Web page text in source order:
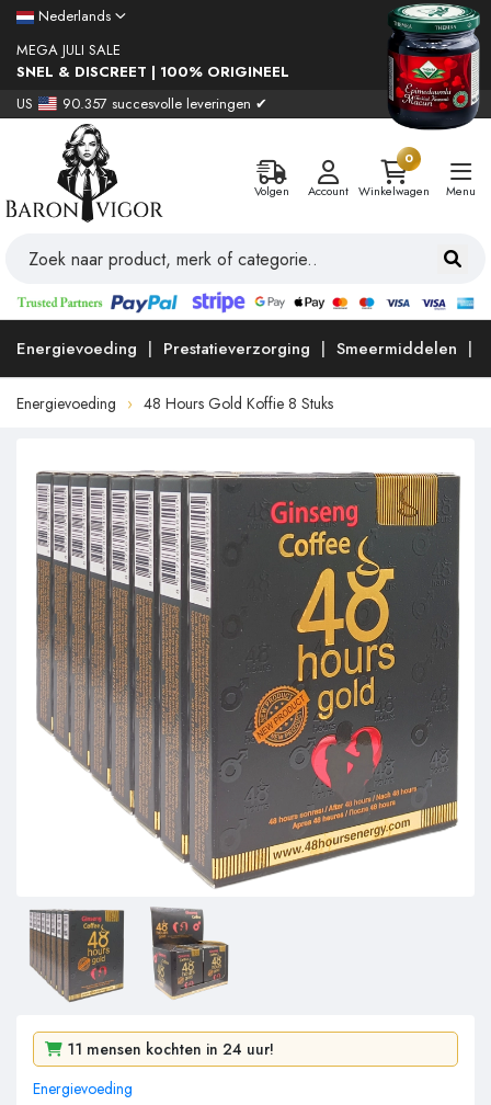
Nederlands
MEGA JULI SALE
SNEL & DISCREET | 100% ORIGINEEL
US
90.357 succesvolle leveringen ✔
Volgen Account
0
Winkelwagen
Menu
Energievoeding Prestatieverzorging Smeermiddelen
Energievoeding 48 Hours Gold Koffie 8 Stuks
1e bestseller van de week
11 mensen kochten in 24 uur!
248 mensen bekeken het in 2 dagen!
Energievoeding